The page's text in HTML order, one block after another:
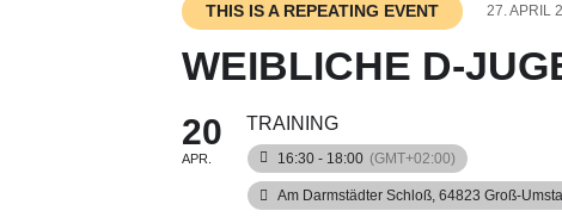
THIS IS A REPEATING EVENT 27. APRIL
WEIBLICHE D-
20
APR.
TRAINING
16:30 - 18:00 (GMT+02:00)
Am Darmstädter Schloß, 64823 Groß-